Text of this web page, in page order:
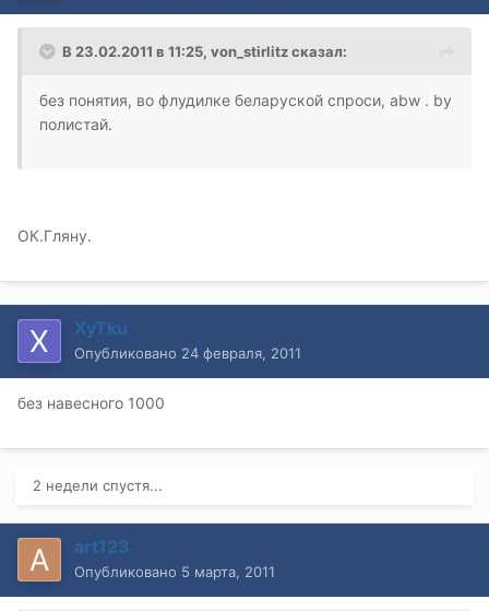
В 23.02.2011 в 11:25, von_stirlitz сказал:
без понятия, во флудилке беларуской спроси, abw . by
полистай.
ОК.Гляну.
XyTku
Опубликовано 24 февраля, 2011
без навесного 1000
2 недели спустя...
art123
Опубликовано 5 марта, 2011